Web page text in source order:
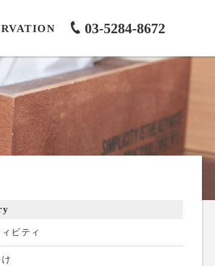
03-5284-8672
ビティ